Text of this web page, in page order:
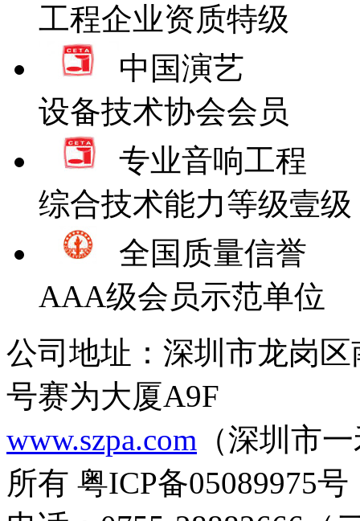
工程企业资质特级
中国演艺
设备技术协会会员
专业音响工程
综合技术能力等级壹级
全国质量信誉
AAA级会员示范单位
公司地址：深圳市龙岗
号赛为大厦A9F
www.szpa.com （深圳市
所有 粤ICP备05089975号